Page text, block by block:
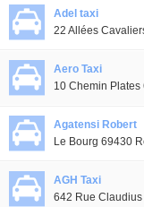
Adel taxi
22 Allées
Aero Taxi
10 Chemin Plates
Agatensi Robert
Le Bourg 69430
AGH Taxi
642 Rue